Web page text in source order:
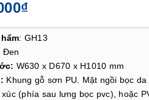
: GH13
Đen
W630 x D670 x H1010 mm
Khung gỗ sơn PU. Mặt ngồi bọc da
xúc (phía sau lưng bọc pvc), hoặc